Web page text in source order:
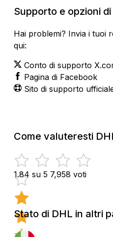
Supporto e opzioni
Hai problemi? Invia i tuoi
qui:
Conto di supporto
Pagina di Facebook
Sito di supporto
Come valuteresti
1.84 su 5 7,958 voti
Stato di DHL in altri